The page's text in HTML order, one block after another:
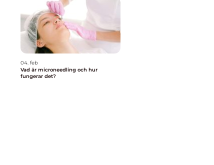
04. feb
Vad är microneedling och hur
fungerar det?